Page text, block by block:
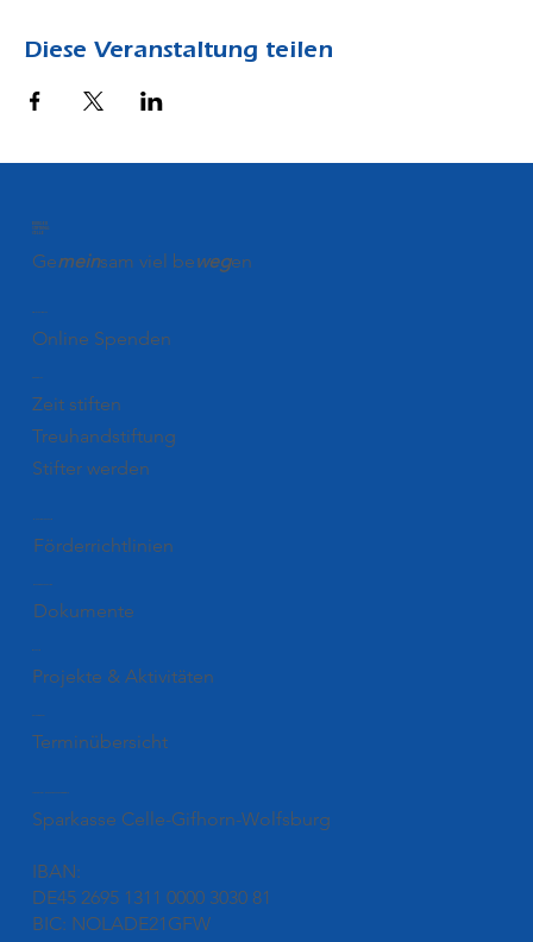
Diese Veranstaltung teilen
STIFTUNG
CELLE
Gemeinsam viel bewegen
Spenden
Online Spenden
Stiften
Zeit stiften
Treuhandstiftung
Stifter werden
Förderung
Förderrichtlinien
Downloads
Dokumente
Blog
Projekte & Aktivitäten
Termine
Terminübersicht
Unsere Kontonummer
Sparkasse Celle-Gifhorn-Wolfsburg
IBAN:
DE45 2695 1311 0000 3030 81
BIC: NOLADE21GFW